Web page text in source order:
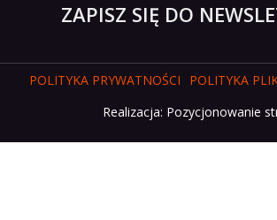
ZAPISZ SIĘ DO
POLITYKA PRYWATNOŚCI
POLITYKA
Realizacja: Pozycjonowanie